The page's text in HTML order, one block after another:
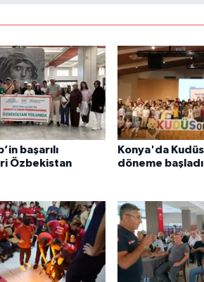
başarılı
Özbekistan
Konya'da
döneme başladı